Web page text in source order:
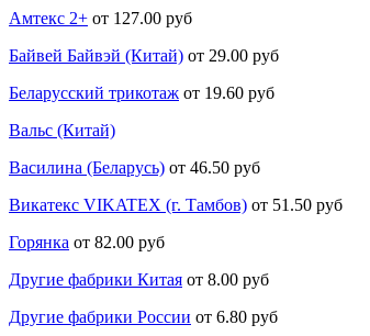
Амтекс 2+ от 127.00 руб
Байвей Байвэй (Китай) от 29.00 руб
Беларусский трикотаж от 19.60 руб
Вальс (Китай)
Василина (Беларусь) от 46.50 руб
Викатекс VIKATEX (г. Тамбов) от 51.50 руб
Горянка от 82.00 руб
Другие фабрики Китая от 8.00 руб
Другие фабрики России от 6.80 руб